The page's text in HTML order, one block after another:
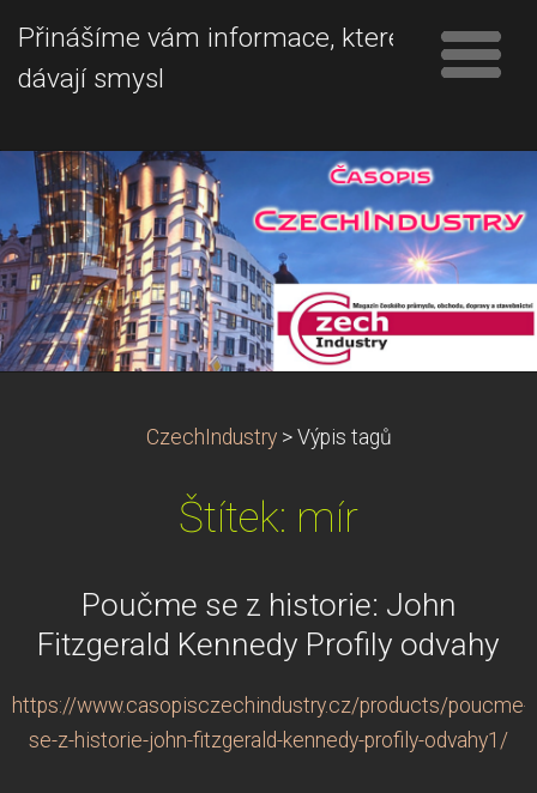
Přinášíme vám informace, které
dávají smysl
CzechIndustry > Výpis tagů
Štítek: mír
Poučme se z historie: John
Fitzgerald Kennedy Profily odvahy
https://www.casopisczechindustry.cz/products/poucme-
se-z-historie-john-fitzgerald-kennedy-profily-odvahy1/